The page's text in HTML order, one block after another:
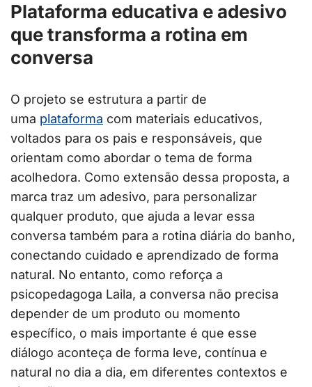
Plataforma educativa e adesivo
que transforma a rotina em
conversa
O projeto se estrutura a partir de
uma plataforma com materiais educativos,
voltados para os pais e responsáveis, que
orientam como abordar o tema de forma
acolhedora. Como extensão dessa proposta, a
marca traz um adesivo, para personalizar
qualquer produto, que ajuda a levar essa
conversa também para a rotina diária do banho,
conectando cuidado e aprendizado de forma
natural. No entanto, como reforça a
psicopedagoga Laila, a conversa não precisa
depender de um produto ou momento
específico, o mais importante é que esse
diálogo aconteça de forma leve, contínua e
natural no dia a dia, em diferentes contextos e